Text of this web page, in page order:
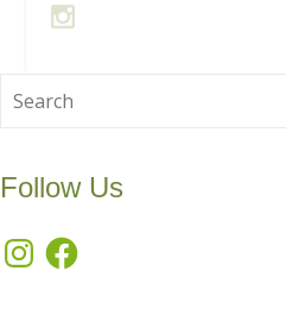
Follow Us
InstagramFacebook